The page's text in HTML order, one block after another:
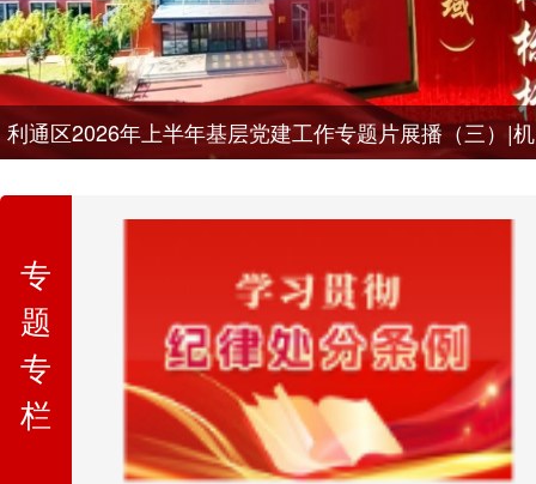
利通区2026年上半年基层党建工作专题片展播（三）|
专
题
专
栏